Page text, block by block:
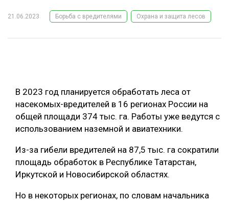
ЛЕСНОЕ ХОЗЯЙСТВО
ЦИФРОВАЯ СРЕДА
БИОЭНЕРГЕТИКА
ЛЕСОВОССТАНОВЛЕНИЕ И ЗАЩИТА
ЛОГИСТИКА
ПРОИЗВОДСТВО ДРЕВЕСНЫХ ПЛИТ
РУБРИКИ
ТЕМАТИЧЕСКИЕ ПРОЕКТЫ
ПОДБОРКИ СТАТЕЙ
21.06.2023 Борьба с вредителями Охрана и защита лесов
В 2023 год планируется обработать леса от
насекомых-вредителей в 16 регионах России на
общей площади 374 тыс. га. Работы уже ведутся с
использованием наземной и авиатехники.
Из-за гибели вредителей на 87,5 тыс. га сократили
площадь обработок в Республике Татарстан,
Иркутской и Новосибирской областях.
Но в некоторых регионах, по словам начальника